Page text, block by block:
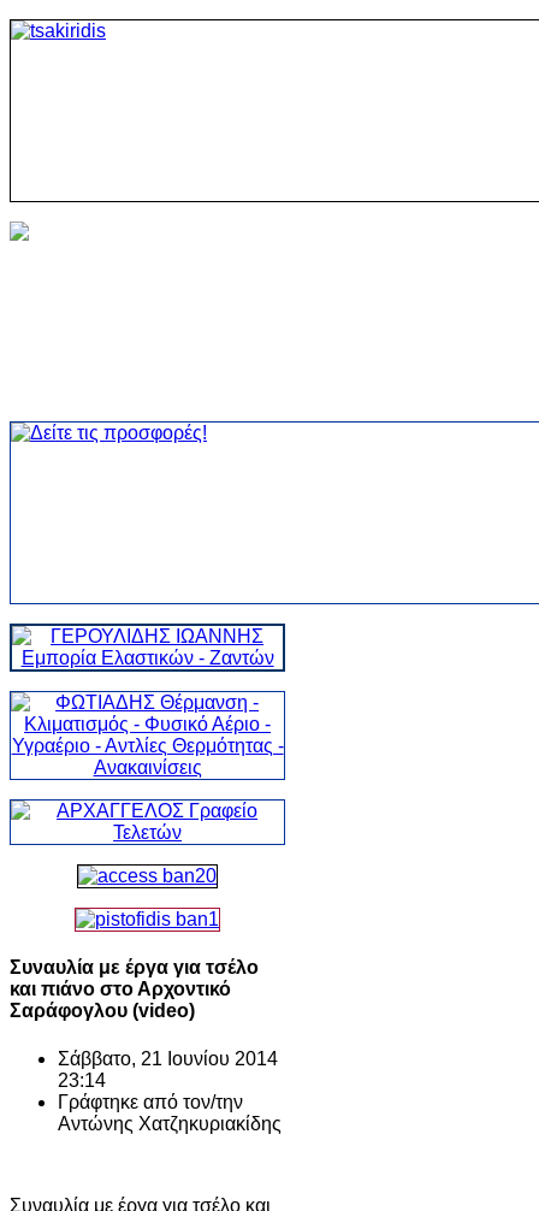
Συναυλία με έργα για τσέλο
και πιάνο στο Αρχοντικό
Σαράφογλου (video)
Σάββατο, 21 Ιουνίου 2014
23:14
Γράφτηκε από τον/την
Αντώνης Χατζηκυριακίδης
Συναυλία με έργα για τσέλο και